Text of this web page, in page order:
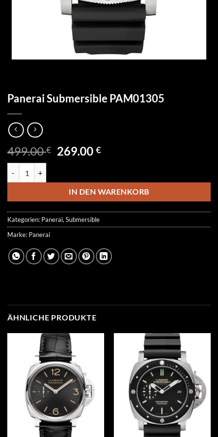
Panerai Submersible PAM01305
499.00€ Ursprünglicher
499.00 €
269.00€Aktueller
269.00 €.
IN DEN WARENKORB
Kategorien: Panerai, Submersible
Marke: Panerai
ÄHNLICHE PRODUKTE